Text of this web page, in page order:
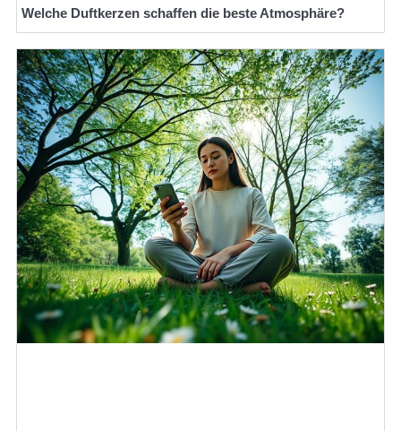
Welche Duftkerzen schaffen die beste Atmosphäre?